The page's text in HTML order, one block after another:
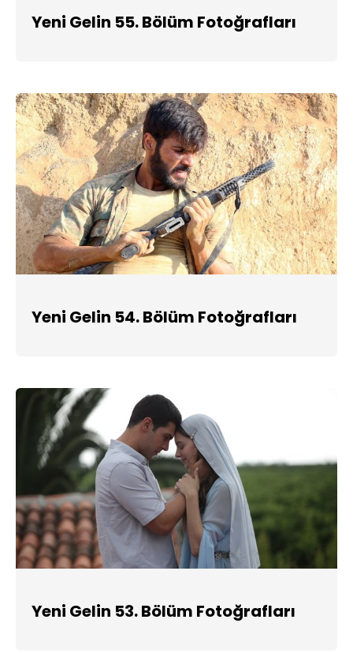
Yeni Gelin 55. Bölüm Fotoğrafları
Yeni Gelin 54. Bölüm Fotoğrafları
Yeni Gelin 53. Bölüm Fotoğrafları